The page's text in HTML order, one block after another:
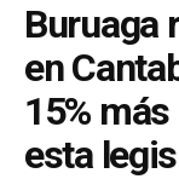
Buruaga
en
15%
esta